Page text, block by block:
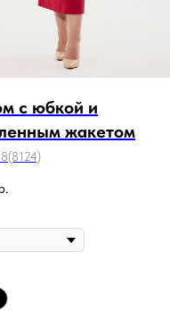
с юбкой и
жакетом